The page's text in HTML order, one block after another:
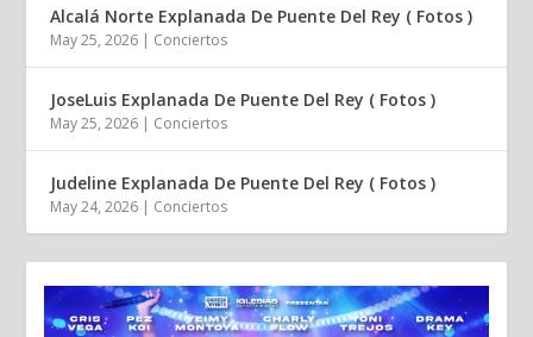
Alcalá Norte Explanada De Puente Del Rey ( Fotos )
May 25, 2026 | Conciertos
JoseLuis Explanada De Puente Del Rey ( Fotos )
May 25, 2026 | Conciertos
Judeline Explanada De Puente Del Rey ( Fotos )
May 24, 2026 | Conciertos